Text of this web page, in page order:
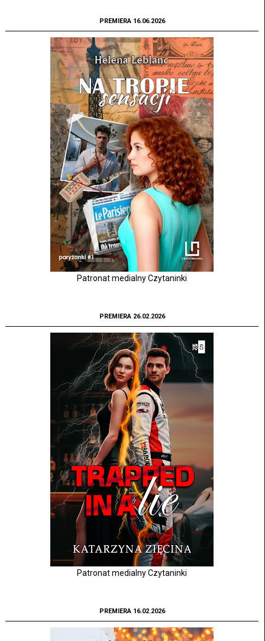
PREMIERA 16.06.2026
Patronat medialny Czytaninki
PREMIERA 26.02.2026
Patronat medialny Czytaninki
PREMIERA 16.02.2026